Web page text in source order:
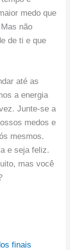
medo que
não
de ti e que
até as
a energia
Junte-se a
medos e
mesmos.
e seja feliz.
mas você
finais